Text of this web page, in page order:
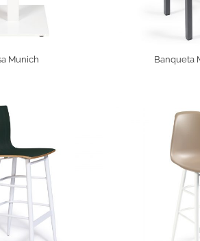
Munich Banqueta